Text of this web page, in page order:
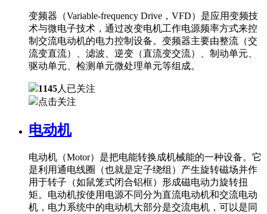
变频器（Variable-frequency Drive，VFD）是应用变频技
术与微电子技术，通过改变电机工作电源频率方式来控
制交流电动机的电力控制设备。变频器主要由整流（交
流变直流）、滤波、逆变（直流变交流）、制动单元、
驱动单元、检测单元微处理单元等组成。
1145人已关注
点击关注
电动机
电动机（Motor）是把电能转换成机械能的一种设备。它
是利用通电线圈（也就是定子绕组）产生旋转磁场并作
用于转子（如鼠笼式闭合铝框）形成磁电动力旋转扭
矩。电动机按使用电源不同分为直流电动机和交流电动
机，电力系统中的电动机大部分是交流电机，可以是同